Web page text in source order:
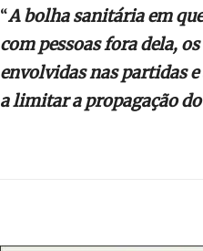
“A bolha sanitária em
com pessoas fora dela,
envolvidas nas partidas
a limitar a propagação